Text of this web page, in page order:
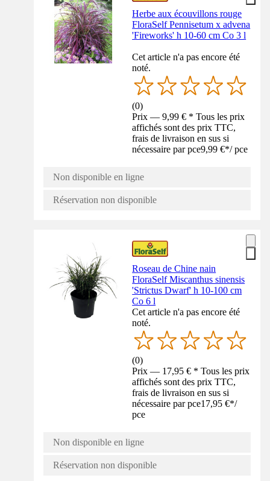
Herbe aux écouvillons rouge
FloraSelf Pennisetum x advena
'Fireworks' h 10-60 cm Co 3 l
Cet article n'a pas encore été
noté.
(0)
Prix — 9,99 € * Tous les prix
affichés sont des prix TTC,
frais de livraison en sus si
nécessaire par pce9,99 €*/ pce
Non disponible en ligne
Réservation non disponible
Roseau de Chine nain
FloraSelf Miscanthus sinensis
'Strictus Dwarf' h 10-100 cm
Co 6 l
Cet article n'a pas encore été
noté.
(0)
Prix — 17,95 € * Tous les prix
affichés sont des prix TTC,
frais de livraison en sus si
nécessaire par pce17,95 €*/
pce
Non disponible en ligne
Réservation non disponible